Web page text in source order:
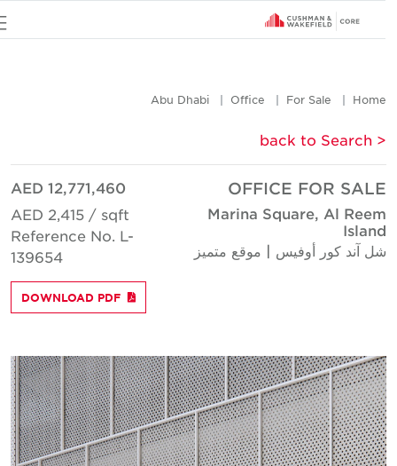
Home
For Sale
Office
Abu Dhabi
< back to Search
OFFICE FOR SALE
Marina Square, Al Reem
Island
شل آند كور أوفيس | موقع متميز
AED 12,771,460
AED 2,415 / sqft
Reference No. L-
139654
DOWNLOAD PDF